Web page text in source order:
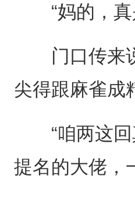
“妈的，真
门口传来说
尖得跟麻雀成
“咱两这回
提名的大佬，